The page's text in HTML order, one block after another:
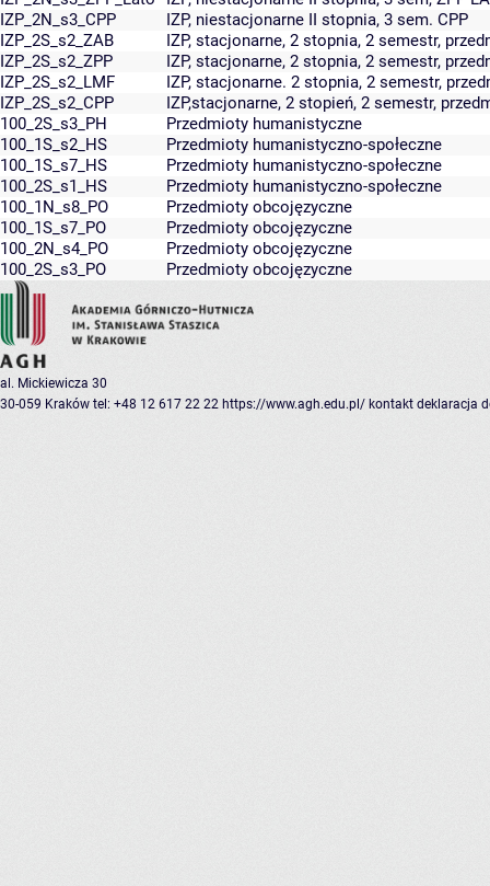
IZP_2N_s3_CPP
IZP, niestacjonarne II stopnia, 3 sem. CPP
IZP_2S_s2_ZAB
IZP, stacjonarne, 2 stopnia, 2 semestr,
IZP_2S_s2_ZPP
IZP, stacjonarne, 2 stopnia, 2 semestr,
IZP_2S_s2_LMF
IZP, stacjonarne. 2 stopnia, 2 semestr,
IZP_2S_s2_CPP
IZP,stacjonarne, 2 stopień, 2 semestr,
100_2S_s3_PH
Przedmioty humanistyczne
100_1S_s2_HS
Przedmioty humanistyczno-społeczne
100_1S_s7_HS
Przedmioty humanistyczno-społeczne
100_2S_s1_HS
Przedmioty humanistyczno-społeczne
100_1N_s8_PO
Przedmioty obcojęzyczne
100_1S_s7_PO
Przedmioty obcojęzyczne
100_2N_s4_PO
Przedmioty obcojęzyczne
100_2S_s3_PO
Przedmioty obcojęzyczne
al. Mickiewicza 30
30-059 Kraków tel: +48 12 617 22 22 https://www.agh.edu.pl/ kontakt deklaracja